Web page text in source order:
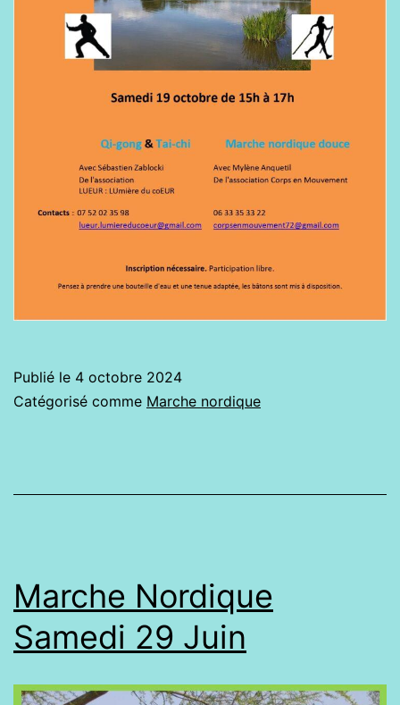
Publié le 4 octobre 2024
Catégorisé comme Marche nordique
Marche Nordique
Samedi 29 Juin